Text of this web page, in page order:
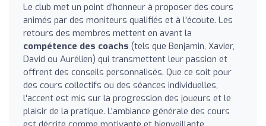
Le club met un point d'honneur à proposer des cours
animés par des moniteurs qualifiés et à l'écoute. Les
retours des membres mettent en avant la
compétence des coachs (tels que Benjamin, Xavier,
David ou Aurélien) qui transmettent leur passion et
offrent des conseils personnalisés. Que ce soit pour
des cours collectifs ou des séances individuelles,
l'accent est mis sur la progression des joueurs et le
plaisir de la pratique. L'ambiance générale des cours